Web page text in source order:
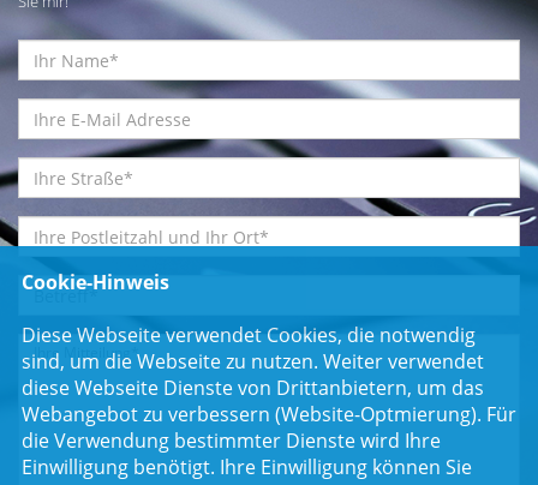
Cookie-Hinweis
Diese Webseite verwendet Cookies, die notwendig
sind, um die Webseite zu nutzen. Weiter verwendet
diese Webseite Dienste von Drittanbietern, um das
Webangebot zu verbessern (Website-Optmierung). Für
die Verwendung bestimmter Dienste wird Ihre
Einwilligung benötigt. Ihre Einwilligung können Sie